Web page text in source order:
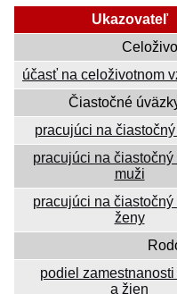
Ukazovateľ
účasť na celoživotnom
Čiastočné
pracujúci na
pracujúci na čiastočný
muži
pracujúci na čiastočný
ženy
podiel zamestnanosti
a žien